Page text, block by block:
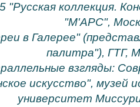
"Русская коллекция.
"М'АРС",
в Галерее"
палитра"), ГТГ,
взгляды:
искусство", музей
университет